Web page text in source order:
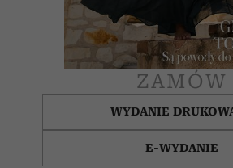
ZAMÓW
WYDANIE
E-WYDANIE